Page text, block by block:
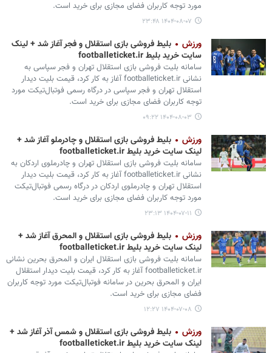
مورد توجه کاربران فضای مجازی برای خرید است.
۱۴۰۴-۰۸-۰۷ ۲۳:۴۸
ورزش
بلیط فروشی بازی استقلال و فجر آغاز شد + لینک
سایت خرید بلیط footballeticket.ir
سامانه بلیت فروشی بازی استقلال تهران و فجر سپاسی به
نشانی footballeticket.ir آغاز به کار کرد، قیمت بلیت دیدار
استقلال تهران و فجر سپاسی در درگاه رسمی فوتبال‌تیکت مورد
توجه کاربران فضای مجازی برای خرید است.
۱۴۰۴-۰۸-۰۳ ۰۹:۲۲
ورزش
بلیط فروشی بازی استقلال و چادرملو آغاز شد +
لینک سایت خرید بلیط footballeticket.ir
سامانه بلیت فروشی بازی استقلال تهران و چادرملوی اردکان به
نشانی footballeticket.ir آغاز به کار کرد، قیمت بلیت دیدار
استقلال تهران و چادرملوی اردکان در درگاه رسمی فوتبال‌تیکت
مورد توجه کاربران فضای مجازی برای خرید است.
۱۴۰۴-۰۷-۱۱ ۲۳:۱۳
ورزش
بلیط فروشی بازی استقلال و المحرق آغاز شد +
لینک سایت خرید بلیط footballeticket.ir
سامانه بلیت فروشی بازی استقلال ایران و المحرق بحرین نشانی
footballeticket.ir آغاز به کار کرد، قیمت بلیت دیدار استقلال
ایران و المحرق بحرین در سامانه فوتبال‌تیکت مورد توجه کاربران
فضای مجازی برای خرید است.
۱۴۰۴-۰۷-۰۸ ۱۲:۲۷
ورزش
بلیط فروشی بازی استقلال و شمس آذر آغاز شد +
لینک سایت خرید بلیط footballeticket.ir